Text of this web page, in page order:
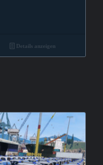
Details anzeigen